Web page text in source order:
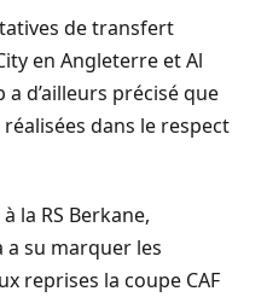
de transfert
en Angleterre et Al
d’ailleurs précisé que
dans le respect
la RS Berkane,
a su marquer les
reprises la coupe CAF